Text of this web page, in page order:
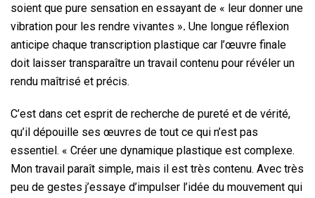
soient que pure sensation en essayant de « leur donner une
vibration pour les rendre vivantes ». Une longue réflexion
anticipe chaque transcription plastique car l’œuvre finale
doit laisser transparaître un travail contenu pour révéler un
rendu maîtrisé et précis.
C’est dans cet esprit de recherche de pureté et de vérité,
qu’il dépouille ses œuvres de tout ce qui n’est pas
essentiel. « Créer une dynamique plastique est complexe.
Mon travail paraît simple, mais il est très contenu. Avec très
peu de gestes j’essaye d’impulser l’idée du mouvement qui